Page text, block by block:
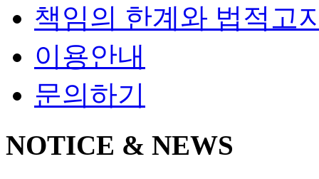
책임의 한계와 법적고
이용안내
문의하기
NOTICE & NEWS